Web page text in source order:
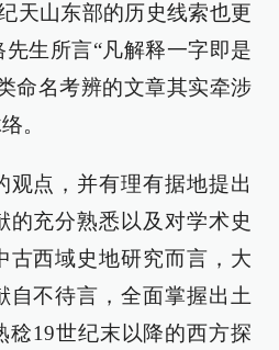
天山东部的历史线索也更
生所言“凡解释一字即是
命名考辨的文章其实牵涉
。
观点，并有理有据地提出
的充分熟悉以及对学术史
古西域史地研究而言，大
自不待言，全面掌握出土
稔19世纪末以降的西方探